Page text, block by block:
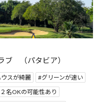
ブ （パタビア）
スが綺麗
グリーンが速い
名OKの可能性あり